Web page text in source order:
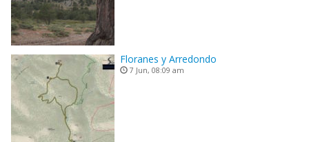
Floranes y Arredondo
7 Jun, 08:09 am